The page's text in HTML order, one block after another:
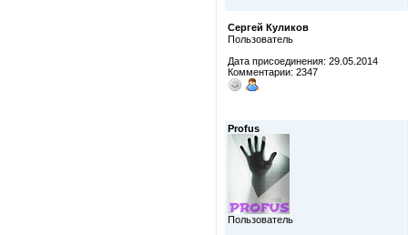
Сергей Куликов
Пользователь
Дата присоединения: 29.05.2014
Комментарии: 2347
Profus
Пользователь